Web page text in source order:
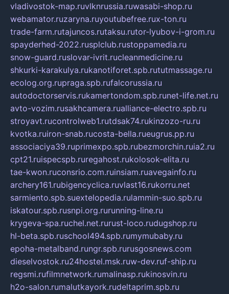
vladivostok-map.ruvlknrussia.ruwasabi-shop.ru
webamator.ruzaryna.ruyoutubefree.rux-ton.ru
trade-farm.rutajuncos.rutaksu.rutor-lyubov-i-grom.ru
spayderhed-2022.rusplclub.rustoppamedia.ru
snow-guard.ruslovar-ivrit.rucleanmedicine.ru
shkurki-karakulya.rukanotiforet.spb.rututmassage.ru
ecolog.org.rupraga.spb.rufalcorussia.ru
autodoctorservis.rukamertondom.spb.runet-life.net.ru
avto-vozim.rusakhcamera.rualliance-electro.spb.ru
stroyavt.rucontrolweb1.rutdsak74.rukinzozo-ru.ru
kvotka.ruiron-snab.rucosta-bella.rueugrus.pp.ru
associaciya39.ruprimexpo.spb.rubezmorchin.ruia2.ru
cpt21.ruispecspb.ruregahost.rukolosok-elita.ru
tae-kwon.ruconsrio.com.ruinsiam.ruavegainfo.ru
archery161.rubigencyclica.ruvlast16.rukorru.net
sarmiento.spb.suextelopedia.rulammin-suo.spb.ru
iskatour.spb.rusnpi.org.rurunning-line.ru
krygeva-spa.ruchel.net.rurust-loco.rudugshop.ru
hl-beta.spb.ruschool494.spb.rumymubaby.ru
epoha-metalband.rungr.spb.rurusgosnews.com
dieselvostok.ru24hostel.msk.ruw-dev.ruf-ship.ru
regsmi.rufilmnetwork.rumalinasp.rukinosvin.ru
h2o-salon.rumalutkayork.rudeltaprim.spb.ru